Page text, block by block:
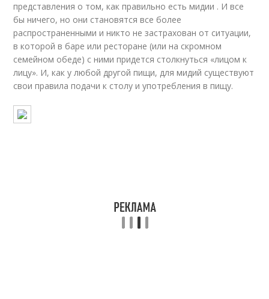
представления о том, как правильно есть мидии . И все
бы ничего, но они становятся все более
распространенными и никто не застрахован от ситуации,
в которой в баре или ресторане (или на скромном
семейном обеде) с ними придется столкнуться «лицом к
лицу». И, как у любой другой пищи, для мидий существуют
свои правила подачи к столу и употребления в пищу.